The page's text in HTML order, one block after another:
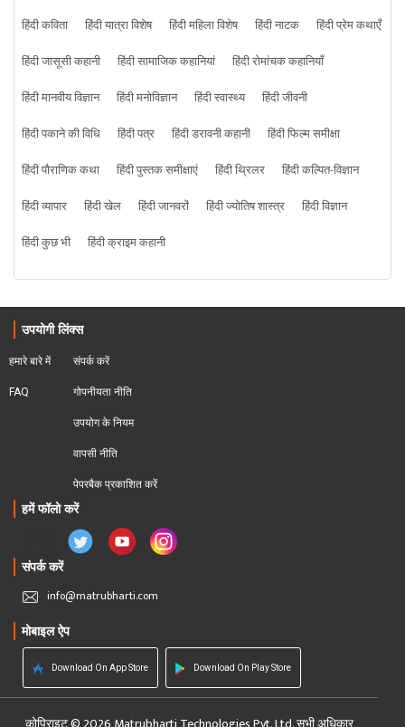
हिंदी कविता
हिंदी यात्रा विशेष हिंदी महिला विशेष हिंदी नाटक
हिंदी प्रेम कथाएँ
हिंदी जासूसी कहानी
हिंदी सामाजिक कहानियां
हिंदी रोमांचक कहानियाँ
हिंदी मानवीय विज्ञान
हिंदी मनोविज्ञान हिंदी स्वास्थ्य
हिंदी जीवनी
हिंदी पकाने की विधि
हिंदी पत्र हिंदी डरावनी कहानी
हिंदी फिल्म समीक्षा
हिंदी पौराणिक कथा
हिंदी पुस्तक समीक्षाएं हिंदी थ्रिलर
हिंदी कल्पित-विज्ञान
हिंदी व्यापार
हिंदी खेल हिंदी जानवरों हिंदी ज्योतिष शास्त्र
हिंदी विज्ञान
हिंदी कुछ भी
हिंदी क्राइम कहानी
उपयोगी लिंक्स
हमारे बारे में
FAQ
संपर्क करें
गोपनीयता नीति
उपयोग के नियम
वापसी नीति
पेपरबैक प्रकाशित करें
हमें फॉलो करें
संपर्क करें
info@matrubharti.com
मोबाइल ऐप
Download On App Store Download On Play Store